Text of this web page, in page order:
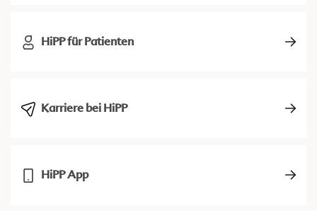
HiPP für Patienten
Karriere bei HiPP
HiPP App